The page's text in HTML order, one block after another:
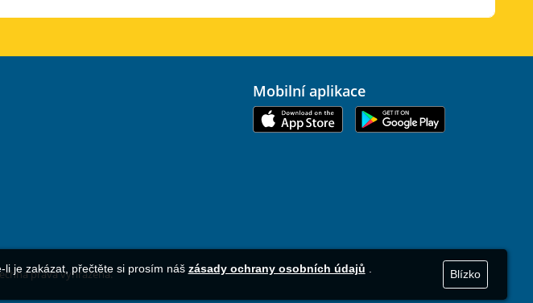
Mobilní aplikace
práva vyhrazena.
je zakázat, přečtěte si prosím náš zásady ochrany osobních údajů . Blízko